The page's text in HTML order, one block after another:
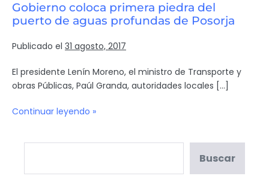
Gobierno coloca primera piedra del
puerto de aguas profundas de Posorja
Publicado el 31 agosto, 2017
El presidente Lenín Moreno, el ministro de Transporte y
obras Públicas, Paúl Granda, autoridades locales […]
Continuar leyendo »
Buscar